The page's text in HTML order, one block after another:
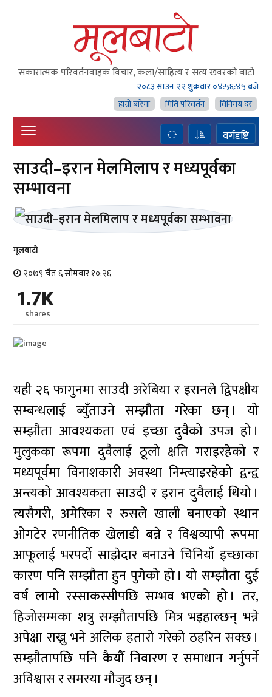
सकारात्मक परिवर्तनवाहक विचार, कला/साहित्य र सत्य खवरको बाटाे
२०८३ साउन २२ शुक्रवार०४:५६:४५ बजे
हाम्राे बारेमा
मिति परिवर्तन विनिमय दर
वर्गदृष्टि
साउदी–इरान मेलमिलाप र मध्यपूर्वका
सम्भावना
मूलबाटाे
२०७९ चैत ६ सोमवार १०:२६
1.7K
shares
यही २६ फागुनमा साउदी अरेबिया र इरानले द्विपक्षीय
सम्बन्धलाई ब्युँताउने सम्झौता गरेका छन् । यो
सम्झौता आवश्यकता एवं इच्छा दुवैको उपज हो ।
मुलुकका रूपमा दुवैलाई ठूलो क्षति गराइरहेको र
मध्यपूर्वमा विनाशकारी अवस्था निम्त्याइरहेको द्वन्द्व
अन्त्यको आवश्यकता साउदी र इरान दुवैलाई थियो ।
त्यसैगरी, अमेरिका र रुसले खाली बनाएको स्थान
ओगटेर रणनीतिक खेलाडी बन्ने र विश्वव्यापी रूपमा
आफूलाई भरपर्दो साझेदार बनाउने चिनियाँ इच्छाका
कारण पनि सम्झौता हुन पुगेको हो । यो सम्झौता दुई
वर्ष लामो रस्साकस्सीपछि सम्भव भएको हो । तर,
हिजोसम्मका शत्रु सम्झौतापछि मित्र भइहाल्छन् भन्ने
अपेक्षा राख्नु भने अलिक हतारो गरेको ठहरिन सक्छ ।
सम्झौतापछि पनि कैयौँ निवारण र समाधान गर्नुपर्ने
अविश्वास र समस्या मौजुद छन् ।